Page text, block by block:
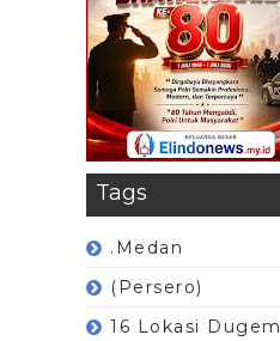
Tags
.Medan
(Persero)
16 Lokasi Dugem